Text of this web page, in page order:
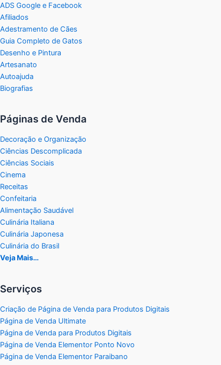
ADS Google e Facebook
Afiliados
Adestramento de Cães
Guia Completo de Gatos
Desenho e Pintura
Artesanato
Autoajuda
Biografias
Páginas de Venda
Decoração e Organização
Ciências Descomplicada
Ciências Sociais
Cinema
Receitas
Confeitaria
Alimentação Saudável
Culinária Italiana
Culinária Japonesa
Culinária do Brasil
Veja Mais…
Serviços
Criação de Página de Venda para Produtos Digitais
Página de Venda Ultimate
Página de Venda para Produtos Digitais
Página de Venda Elementor Ponto Novo
Página de Venda Elementor Paraibano